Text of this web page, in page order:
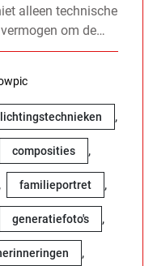
alleen technische
om de…
,
composities ,
, familieportret ,
generatiefoto's ,
,